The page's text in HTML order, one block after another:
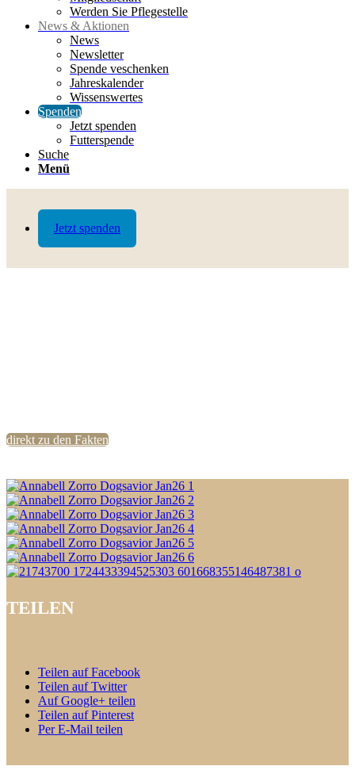
Jetzt spenden
Werden Sie Pflegestelle
News & Aktionen
News
Newsletter
Spende veschenken
Jahreskalender
Wissenswertes
Spenden
Jetzt spenden
Futterspende
Suche
Menü
direkt zu den Fakten
TEILEN
Teilen auf Facebook
Teilen auf Twitter
Auf Google+ teilen
Teilen auf Pinterest
Per E-Mail teilen